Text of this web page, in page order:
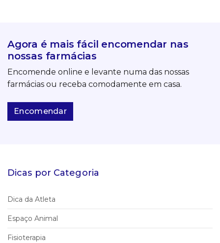
Agora é mais fácil encomendar nas
nossas farmácias
Encomende online e levante numa das nossas
farmácias ou receba comodamente em casa.
Encomendar
Dicas por Categoria
Dica da Atleta
Espaço Animal
Fisioterapia